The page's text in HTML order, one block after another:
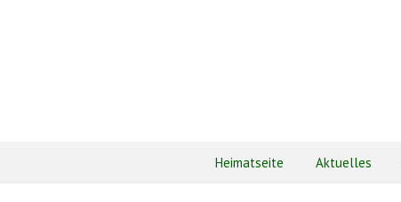
Heimatseite Aktuelles